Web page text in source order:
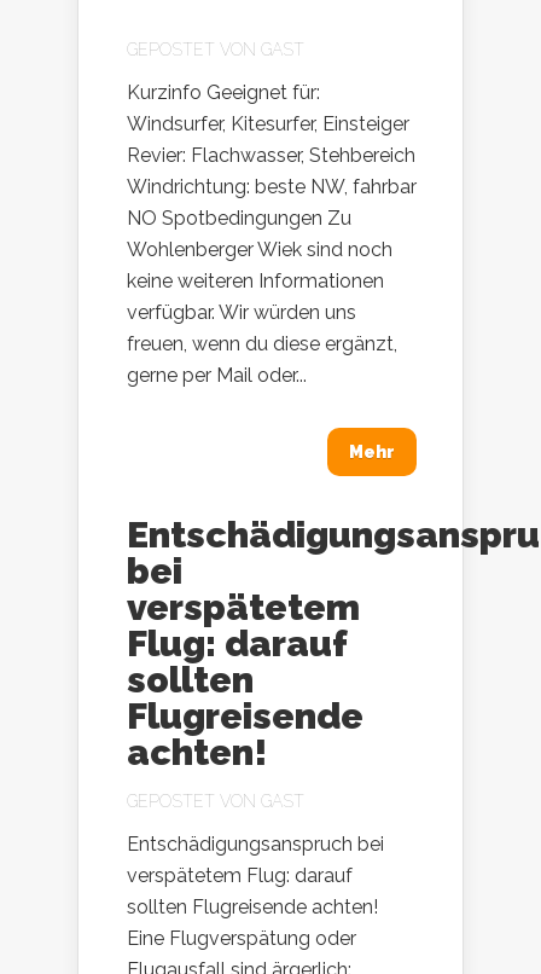
GEPOSTET VON GAST
Kurzinfo Geeignet für:
Windsurfer, Kitesurfer, Einsteiger
Revier: Flachwasser, Stehbereich
Windrichtung: beste NW, fahrbar
NO Spotbedingungen Zu
Wohlenberger Wiek sind noch
keine weiteren Informationen
verfügbar. Wir würden uns
freuen, wenn du diese ergänzt,
gerne per Mail oder...
Mehr
bei
verspätetem
Flug: darauf
sollten
Flugreisende
achten!
GEPOSTET VON GAST
Entschädigungsanspruch bei
verspätetem Flug: darauf
sollten Flugreisende achten!
Eine Flugverspätung oder